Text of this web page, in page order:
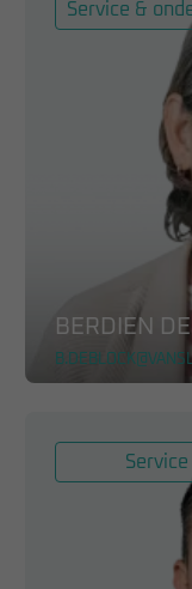
Service &
BERDIEN
Service